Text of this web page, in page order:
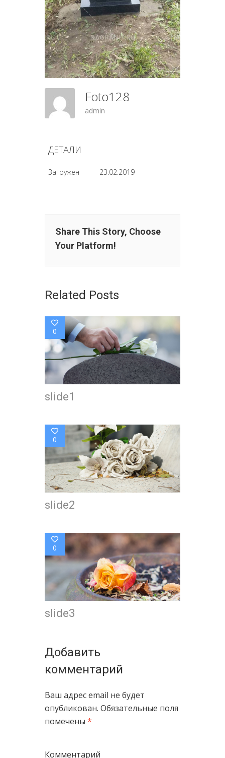
Foto128
admin
ДЕТАЛИ
Загружен 23.02.2019
Share This Story, Choose
Your Platform!
Related Posts
0
slide1
0
slide2
0
slide3
Добавить
комментарий
Ваш адрес email не будет
опубликован. Обязательные поля
помечены *
Комментарий